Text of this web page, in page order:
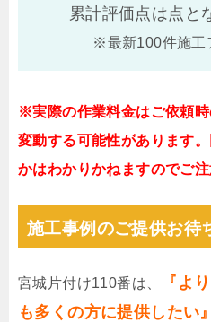
累計評価点は点と
※最新100件施工
※実際の作業料金はご依頼
変動する可能性があります
かはわかりかねますのでご注
施工事例のご提供お待
宮城片付け110番は、
『よ
も多くの方に提供したい』